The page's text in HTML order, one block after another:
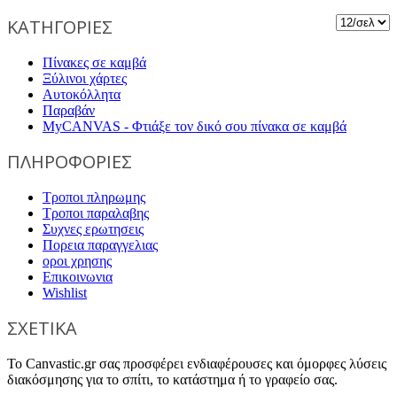
ΚΑΤΗΓΟΡΙΕΣ
Πίνακες σε καμβά
Ξύλινοι χάρτες
Αυτοκόλλητα
Παραβάν
MyCANVAS - Φτιάξε τον δικό σου πίνακα σε καμβά
ΠΛΗΡΟΦΟΡΙΕΣ
Τροποι πληρωμης
Τροποι παραλαβης
Συχνες ερωτησεις
Πορεια παραγγελιας
οροι χρησης
Επικοινωνια
Wishlist
ΣΧΕΤΙΚΑ
Το Canvastic.gr σας προσφέρει ενδιαφέρουσες και όμορφες λύσεις
διακόσμησης για το σπίτι, το κατάστημα ή το γραφείο σας.